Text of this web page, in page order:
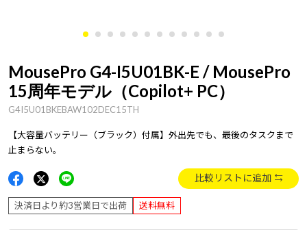
MousePro G4-I5U01BK-E / MousePro
15周年モデル（Copilot+ PC）
G4I5U01BKEBAW102DEC15TH
【大容量バッテリー（ブラック）付属】外出先でも、最後のタスクまで
止まらない。
比較リストに追加
決済日より約3営業日で出荷 送料無料